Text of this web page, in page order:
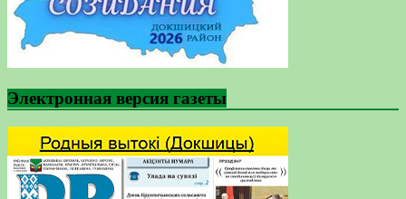
Электронная версия газеты